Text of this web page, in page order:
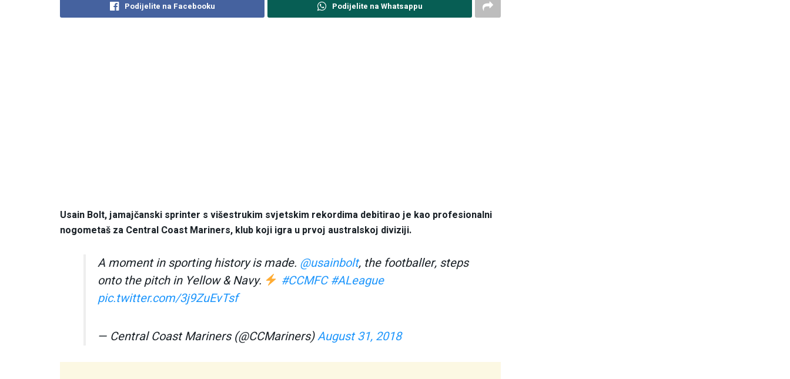
Podijelite na Facebooku Podijelite na Whatsappu
Usain Bolt, jamajčanski sprinter s višestrukim svjetskim rekordima debitirao je kao profesionalni
nogometaš za Central Coast Mariners, klub koji igra u prvoj australskoj diviziji.
A moment in sporting history is made. @usainbolt, the footballer, steps
onto the pitch in Yellow & Navy.
#CCMFC #ALeague
pic.twitter.com/3j9ZuEvTsf
— Central Coast Mariners (@CCMariners)August 31, 2018